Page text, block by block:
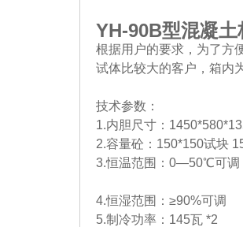
YH-90B型混凝土
根据用户的要求，为了方
试体比较大的客户，箱内
技术参数：
1.内胆尺寸：
2.容量砼：150*150试块
3.恒温范围：0—50℃可
4.恒湿范围：≥90%可调
5.制冷功率：145瓦 *2